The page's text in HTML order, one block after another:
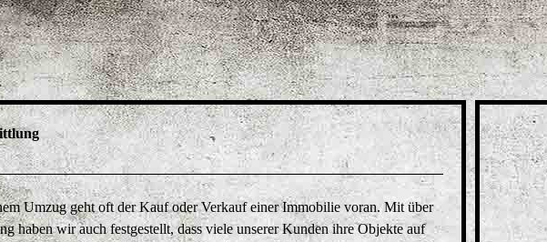
Umzug geht oft der Kauf oder Verkauf einer Immobilie voran. Mit über
haben wir auch festgestellt, dass viele unserer Kunden ihre Objekte auf